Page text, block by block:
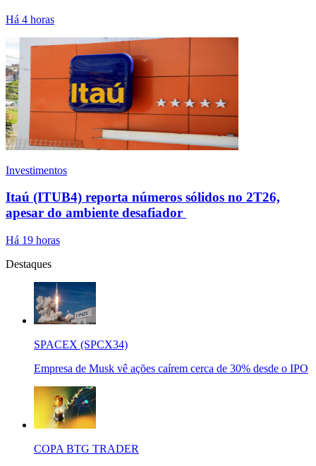
Há 4 horas
Investimentos
Itaú (ITUB4) reporta números sólidos no 2T26,
apesar do ambiente desafiador
Há 19 horas
Destaques
SPACEX (SPCX34)
Empresa de Musk vê ações caírem cerca de 30% desde o IPO
COPA BTG TRADER